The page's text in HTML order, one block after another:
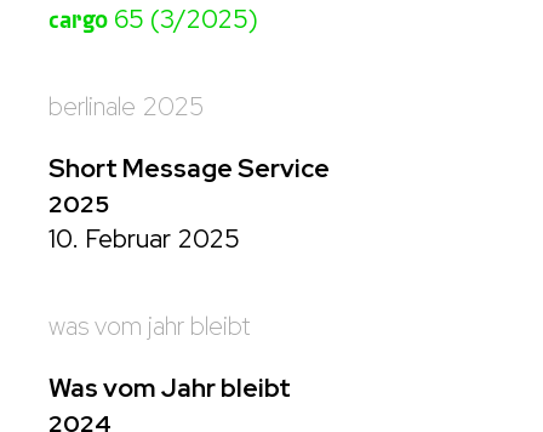
cargo 65 (3/2025)
berlinale 2025
Short Message Service
2025
10. Februar 2025
was vom jahr bleibt
Was vom Jahr bleibt
2024